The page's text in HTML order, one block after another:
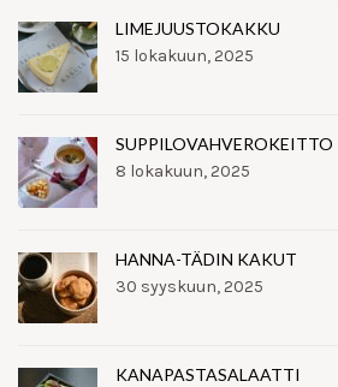
LIMEJUUSTOKAKKU
15 lokakuun, 2025
SUPPILOVAHVEROKEITTO
8 lokakuun, 2025
HANNA-TÄDIN KAKUT
30 syyskuun, 2025
KANAPASTASALAATTI